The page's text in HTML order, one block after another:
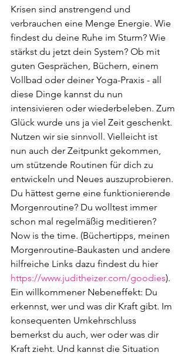
Krisen sind anstrengend und
verbrauchen eine Menge Energie. Wie
findest du deine Ruhe im Sturm? Wie
stärkst du jetzt dein System? Ob mit
guten Gesprächen, Büchern, einem
Vollbad oder deiner Yoga-Praxis - all
diese Dinge kannst du nun
intensivieren oder wiederbeleben. Zum
Glück wurde uns ja viel Zeit geschenkt.
Nutzen wir sie sinnvoll. Vielleicht ist
nun auch der Zeitpunkt gekommen,
um stützende Routinen für dich zu
entwickeln und Neues auszuprobieren.
Du hättest gerne eine funktionierende
Morgenroutine? Du wolltest immer
schon mal regelmäßig meditieren?
Now is the time. (Büchertipps, meinen
Morgenroutine-Baukasten und andere
hilfreiche Links dazu findest du hier
https://www.juditheizer.com/goodies).
Ein willkommener Nebeneffekt: Du
erkennst, wer und was dir Kraft gibt. Im
konsequenten Umkehrschluss
bemerkst du auch, wer oder was dir
Kraft zieht. Und kannst die Situation